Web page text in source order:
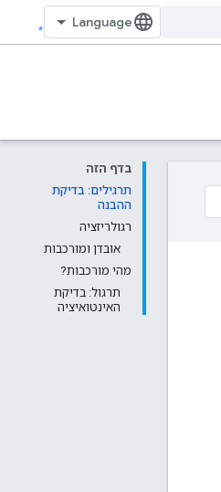
בדף הזה
תרגילים: בדיקת
ההבנה
רגולריזציה
אובדן ומורכבות
מהי מורכבות?
תרגול: בדיקת
האינטואיציה